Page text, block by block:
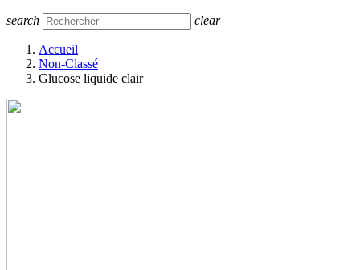
search clear
Accueil
Non-Classé
Glucose liquide clair